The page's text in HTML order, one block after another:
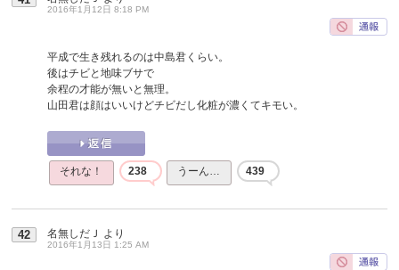
2016年1月12日 8:18 PM
平成で生き残れるのは中島君くらい。
後はチビと地味ブサで
余程の才能が無いと無理。
山田君は顔はいいけどチビだし化粧が濃くてキモい。
それな！ 238 うーん… 439
42 名無しだＪ より
2016年1月13日 1:25 AM